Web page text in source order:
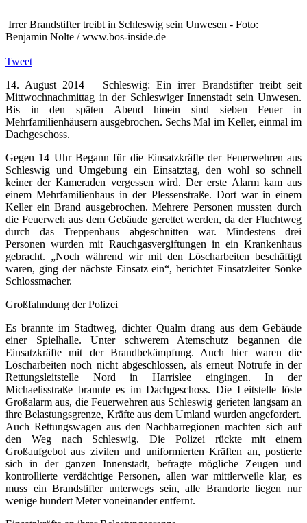
Irrer Brandstifter treibt in Schleswig sein Unwesen - Foto:
Benjamin Nolte / www.bos-inside.de
Tweet
14. August 2014 – Schleswig: Ein irrer Brandstifter treibt seit
Mittwochnachmittag in der Schleswiger Innenstadt sein Unwesen.
Bis in den späten Abend hinein sind sieben Feuer in
Mehrfamilienhäusern ausgebrochen. Sechs Mal im Keller, einmal im
Dachgeschoss.
Gegen 14 Uhr Begann für die Einsatzkräfte der Feuerwehren aus
Schleswig und Umgebung ein Einsatztag, den wohl so schnell
keiner der Kameraden vergessen wird. Der erste Alarm kam aus
einem Mehrfamilienhaus in der Plessenstraße. Dort war in einem
Keller ein Brand ausgebrochen. Mehrere Personen mussten durch
die Feuerweh aus dem Gebäude gerettet werden, da der Fluchtweg
durch das Treppenhaus abgeschnitten war. Mindestens drei
Personen wurden mit Rauchgasvergiftungen in ein Krankenhaus
gebracht. „Noch während wir mit den Löscharbeiten beschäftigt
waren, ging der nächste Einsatz ein“, berichtet Einsatzleiter Sönke
Schlossmacher.
Großfahndung der Polizei
Es brannte im Stadtweg, dichter Qualm drang aus dem Gebäude
einer Spielhalle. Unter schwerem Atemschutz begannen die
Einsatzkräfte mit der Brandbekämpfung. Auch hier waren die
Löscharbeiten noch nicht abgeschlossen, als erneut Notrufe in der
Rettungsleitstelle Nord in Harrislee eingingen. In der
Michaelisstraße brannte es im Dachgeschoss. Die Leitstelle löste
Großalarm aus, die Feuerwehren aus Schleswig gerieten langsam an
ihre Belastungsgrenze, Kräfte aus dem Umland wurden angefordert.
Auch Rettungswagen aus den Nachbarregionen machten sich auf
den Weg nach Schleswig. Die Polizei rückte mit einem
Großaufgebot aus zivilen und uniformierten Kräften an, postierte
sich in der ganzen Innenstadt, befragte mögliche Zeugen und
kontrollierte verdächtige Personen, allen war mittlerweile klar, es
muss ein Brandstifter unterwegs sein, alle Brandorte liegen nur
wenige hundert Meter voneinander entfernt.